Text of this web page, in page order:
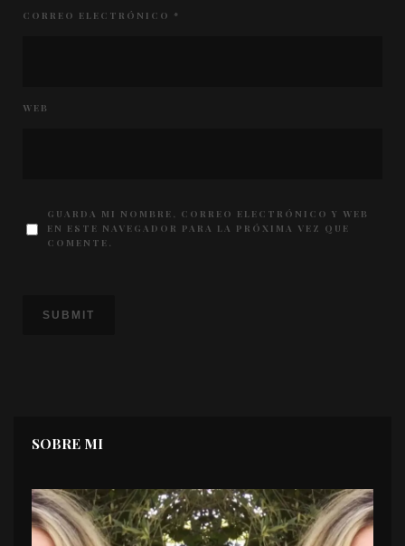
CORREO ELECTRÓNICO *
WEB
GUARDA MI NOMBRE, CORREO ELECTRÓNICO Y WEB
EN ESTE NAVEGADOR PARA LA PRÓXIMA VEZ QUE
COMENTE.
SOBRE MI